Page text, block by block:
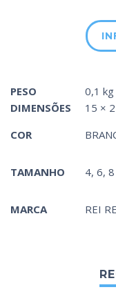
PESO
0,1 kg
DIMENSÕES
15 ×
COR
TAMANHO 4, 6, 8
MARCA REI